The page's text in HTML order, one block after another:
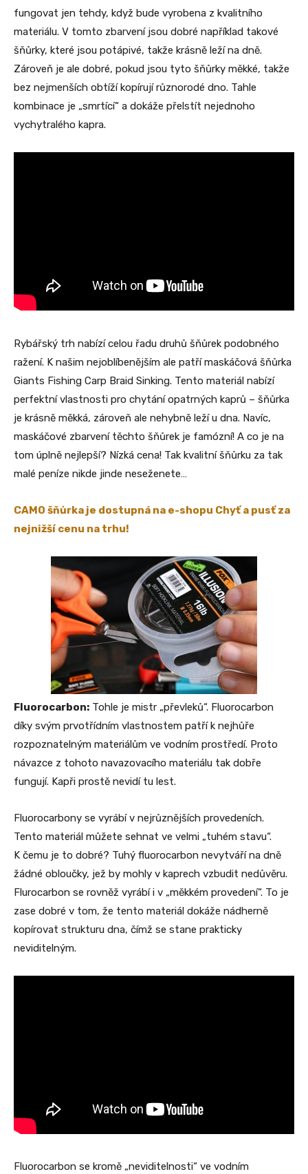
fungovat jen tehdy, když bude vyrobena z kvalitního
materiálu. V tomto zbarvení jsou dobré například takové
šňůrky, které jsou potápivé, takže krásně leží na dně.
Zároveň je ale dobré, pokud jsou tyto šňůrky měkké, takže
bez nejmenších obtíží kopírují různorodé dno. Tahle
kombinace je „smrtící“ a dokáže přelstít nejednoho
vychytralého kapra.
Rybářský trh nabízí celou řadu druhů šňůrek podobného
ražení. K našim nejoblíbenějším ale patří maskáčová šňůrka
Giants Fishing Carp Braid Sinking. Tento materiál nabízí
perfektní vlastnosti pro chytání opatrných kaprů – šňůrka
je krásně měkká, zároveň ale nehybně leží u dna. Navíc,
maskáčové zbarvení těchto šňůrek je famózní! A co je na
tom úplně nejlepší? Nízká cena! Tak kvalitní šňůrku za tak
malé peníze nikde jinde neseženete…
CAMO šňůrka je dostupná na e-shopu Chyť a pusť za
nejnižší cenu na trhu!
Fluorocarbon: Tohle je mistr „převleků“. Fluorocarbon
díky svým prvotřídním vlastnostem patří k nejhůře
rozpoznatelným materiálům ve vodním prostředí. Proto
návazce z tohoto navazovacího materiálu tak dobře
fungují. Kapři prostě nevidí tu lest.
Fluorocarbony se vyrábí v nejrůznějších provedeních.
Tento materiál můžete sehnat ve velmi „tuhém stavu“.
K čemu je to dobré? Tuhý fluorocarbon nevytváří na dně
žádné obloučky, jež by mohly v kaprech vzbudit nedůvěru.
Flurocarbon se rovněž vyrábí i v „měkkém provedení“. To je
zase dobré v tom, že tento materiál dokáže nádherně
kopírovat strukturu dna, čímž se stane prakticky
neviditelným.
Fluorocarbon se kromě „neviditelnosti“ ve vodním